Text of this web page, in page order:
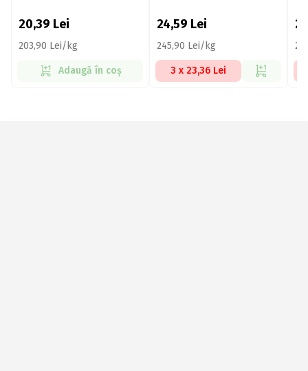
20,39 Lei
203,90 Lei/kg
Adaugă în coș
24,59 Lei
245,90 Lei/kg
3 x 23,36 Lei